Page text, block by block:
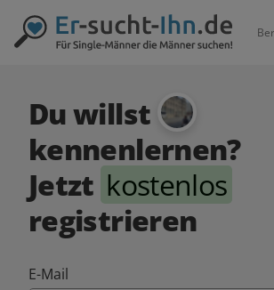
Du willst
kennenlernen?
Jetzt kostenlos
registrieren
E-Mail